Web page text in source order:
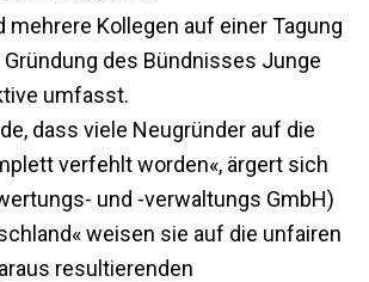
Kollegen auf einer Tagung
des Bündnisses Junge
umfasst.
dass viele Neugründer auf die
verfehlt worden«, ärgert sich
und -verwaltungs GmbH)
weisen sie auf die unfairen
resultierenden